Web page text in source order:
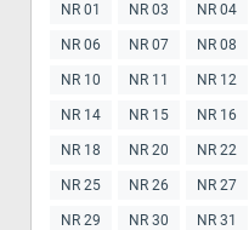
NR 01 NR 03 NR 04
NR 06 NR 07 NR 08
NR 10 NR 11 NR 12
NR 14 NR 15 NR 16
NR 18 NR 20 NR 22
NR 25 NR 26 NR 27
NR 29 NR 30 NR 31